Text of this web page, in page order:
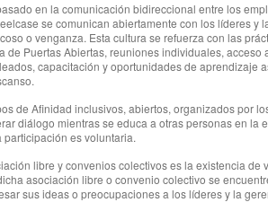
en la comunicación bidireccional entre los
se comunican abiertamente con los líderes
o venganza. Esta cultura se refuerza con las
Puertas Abiertas, reuniones individuales,
capacitación y oportunidades de
de Afinidad inclusivos, abiertos, organizados por
diálogo mientras se educa a otras personas en
es voluntaria.
libre y convenios colectivos es la existencia
asociación libre o convenio colectivo se
sus ideas o preocupaciones a los líderes y la